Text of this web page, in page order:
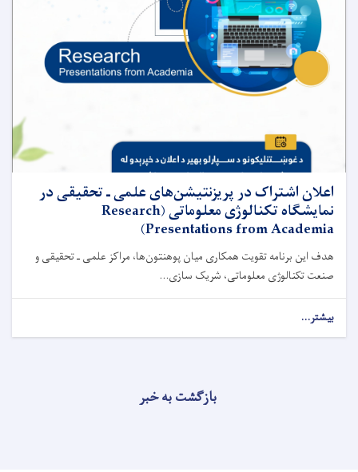
اعلان اشتراک در پریزنتیشن‌های علمی ـ تحقیقی در
نمایشگاه تکنالوژی معلوماتی (Research
Presentations from Academia)
هدف این برنامه تقویت همکاری میان پوهنتون‌ها، مراکز علمی ـ تحقیقی و
صنعت تکنالوژی معلوماتی، شریک ‌سازی...
بیشتر...
بازگشت به خبر